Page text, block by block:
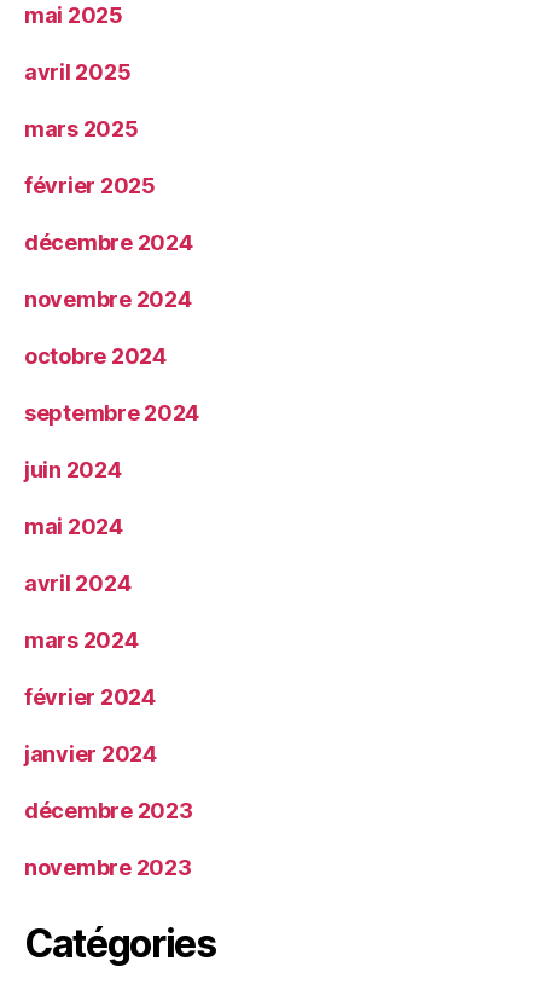
mai 2025
avril 2025
mars 2025
février 2025
décembre 2024
novembre 2024
octobre 2024
septembre 2024
juin 2024
mai 2024
avril 2024
mars 2024
février 2024
janvier 2024
décembre 2023
novembre 2023
Catégories